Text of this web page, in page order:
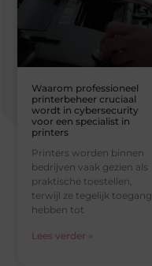
Waarom professioneel
printerbeheer cruciaal
wordt in cybersecurity
voor een specialist in
printers
Printers worden binnen
bedrijven vaak gezien als
praktische toestellen,
terwijl ze tegelijk toegang
hebben tot
Lees verder »